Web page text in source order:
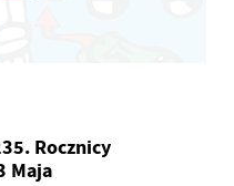
Rocznicy
Maja